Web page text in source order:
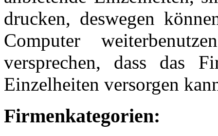
drucken, deswegen
Computer
versprechen, dass das
Einzelheiten versorgen
Firmenkategorien: